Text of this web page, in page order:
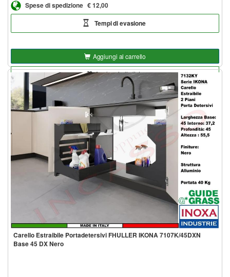
Spese di spedizione € 12,00
Tempi di evasione
Aggiungi al carrello
Aggiungi alla lista
Carello Estraibile Portadetersivi FHULLER IKONA 7107K/45DXN
Base 45 DX Nero